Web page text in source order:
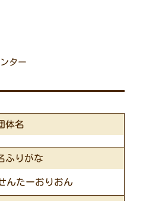
ター
体名
ふりがな
んたーおりおん